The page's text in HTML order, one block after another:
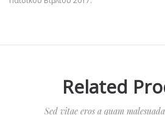
Related
Sed vitae eros a quam